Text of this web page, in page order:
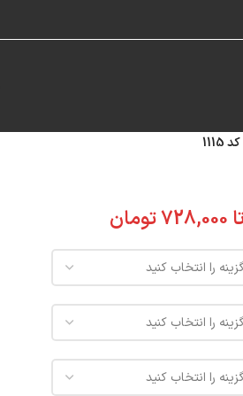
728,000تومان